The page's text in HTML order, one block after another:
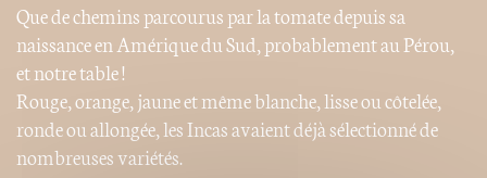
Que de chemins parcourus par la tomate depuis sa
naissance en Amérique du Sud, probablement au Pérou,
et notre table !
Rouge, orange, jaune et même blanche, lisse ou côtelée,
ronde ou allongée, les Incas avaient déjà sélectionné de
nombreuses variétés.